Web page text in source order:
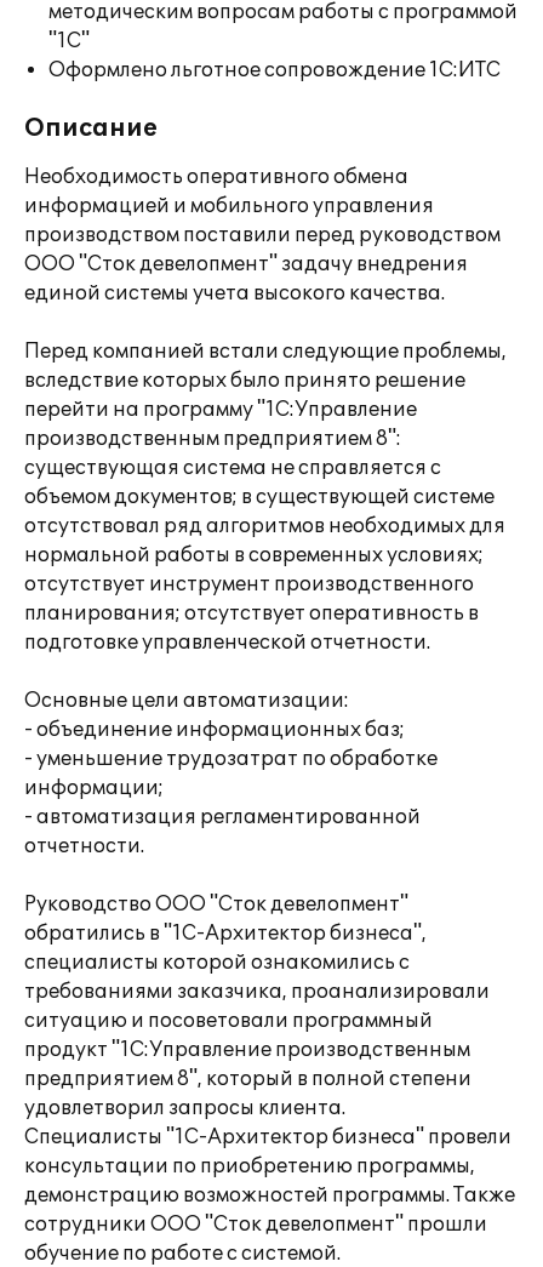
методическим вопросам работы с программой
"1С"
Оформлено льготное сопровождение 1С:ИТС
Описание
Необходимость оперативного обмена
информацией и мобильного управления
производством поставили перед руководством
ООО "Сток девелопмент" задачу внедрения
единой системы учета высокого качества.
Перед компанией встали следующие проблемы,
вследствие которых было принято решение
перейти на программу "1С:Управление
производственным предприятием 8":
существующая система не справляется с
объемом документов; в существующей системе
отсутствовал ряд алгоритмов необходимых для
нормальной работы в современных условиях;
отсутствует инструмент производственного
планирования; отсутствует оперативность в
подготовке управленческой отчетности.
Основные цели автоматизации:
- объединение информационных баз;
- уменьшение трудозатрат по обработке
информации;
- автоматизация регламентированной
отчетности.
Руководство ООО "Сток девелопмент"
обратились в "1С-Архитектор бизнеса",
специалисты которой ознакомились с
требованиями заказчика, проанализировали
ситуацию и посоветовали программный
продукт "1С:Управление производственным
предприятием 8", который в полной степени
удовлетворил запросы клиента.
Специалисты "1С-Архитектор бизнеса" провели
консультации по приобретению программы,
демонстрацию возможностей программы. Также
сотрудники ООО "Сток девелопмент" прошли
обучение по работе с системой.